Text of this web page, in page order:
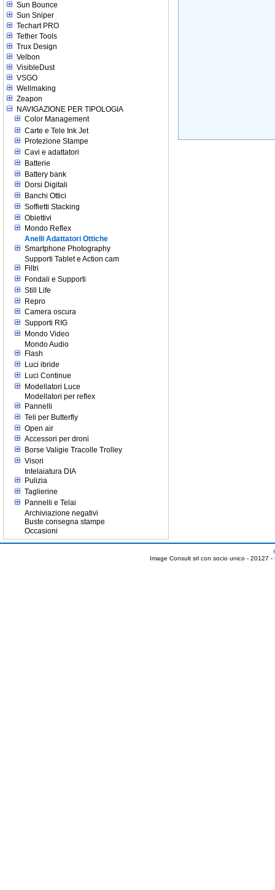
Sun Bounce
Sun Sniper
Techart PRO
Tether Tools
Trux Design
Velbon
VisibleDust
VSGO
Wellmaking
Zeapon
NAVIGAZIONE PER TIPOLOGIA
Color Management
Carte e Tele Ink Jet
Protezione Stampe
Cavi e adattatori
Batterie
Battery bank
Dorsi Digitali
Banchi Ottici
Soffietti Stacking
Obiettivi
Mondo Reflex
Anelli Adattatori Ottiche
Smartphone Photography
Supporti Tablet e Action cam
Filtri
Fondali e Supporti
Still Life
Repro
Camera oscura
Supporti RIG
Mondo Video
Mondo Audio
Flash
Luci ibride
Luci Continue
Modellatori Luce
Modellatori per reflex
Pannelli
Teli per Butterfly
Open air
Accessori per droni
Borse Valigie Tracolle Trolley
Visori
Intelaiatura DIA
Pulizia
Taglierine
Pannelli e Telai
Archiviazione negativi
Buste consegna stampe
Occasioni
Image Consult srl con socio unico - 20127